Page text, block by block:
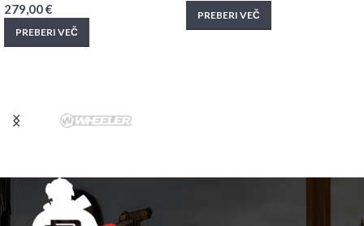
279,00€
PREBERI VEČ
PREBERI VEČ